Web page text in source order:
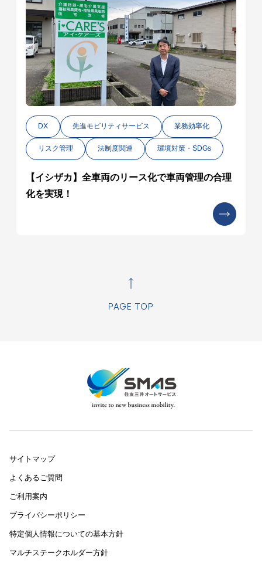
DX 先進モビリティサービス 業務効率化
リスク管理 法制度関連 環境対策・SDGs
【イシザカ】全車両のリース化で車両管理の合理
化を実現！
PAGE TOP
サイトマップ
よくあるご質問
ご利用案内
プライバシーポリシー
特定個人情報についての基本方針
マルチステークホルダー方針